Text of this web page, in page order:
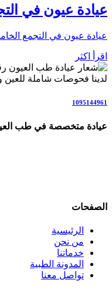
عيادة عيون في التجمع
عيادة عيون في التجمع
اقرأ اكثر
لدينا فحوصات شاملة للعين
1095144961
عيادة متخصصة في طب
الصفحات
الرئيسية
من نحن
خدماتنا
المدونة الطبية
تواصل معنا